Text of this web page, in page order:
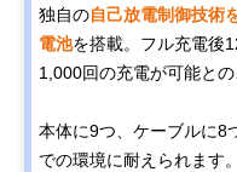
独自の自己放電制御技術
電池を搭載。フル充電後
1,000回の充電が可能との
本体に9つ、ケーブルに8
での環境に耐えられます。